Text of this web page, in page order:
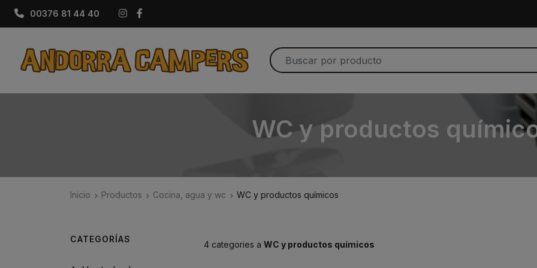
00376 81 44 40 Instagram
WC y productos
Inicio Productos Cocina, agua y wc WC y productos químicos
4 categories a WC y productos químicos
CATEGORÍAS